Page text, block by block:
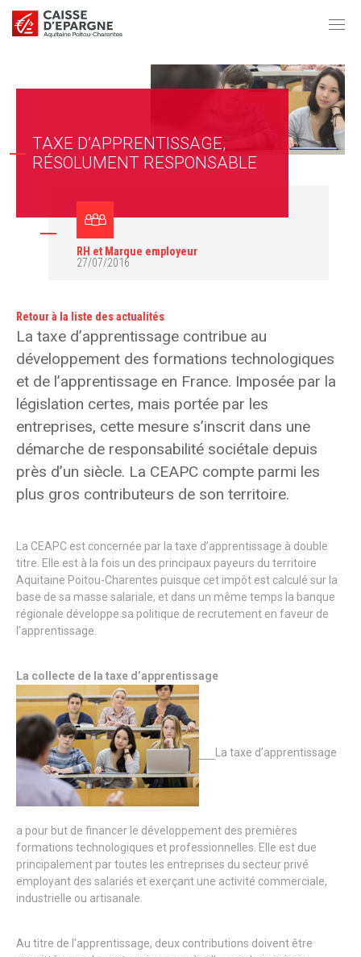
TAXE D’APPRENTISSAGE,
RÉSOLUMENT RESPONSABLE
RH et Marque employeur
27/07/2016
Retour à la liste des actualités
La taxe d’apprentissage contribue au
développement des formations technologiques
et de l’apprentissage en France. Imposée par la
législation certes, mais portée par les
entreprises, cette mesure s’inscrit dans une
démarche de responsabilité sociétale depuis
près d’un siècle. La CEAPC compte parmi les
plus gros contributeurs de son territoire.
La CEAPC est concernée par la taxe d’apprentissage à double
titre. Elle est à la fois un des principaux payeurs du territoire
Aquitaine Poitou-Charentes puisque cet impôt est calculé sur la
base de sa masse salariale, et dans un même temps la banque
régionale développe sa politique de recrutement en faveur de
l’apprentissage.
La collecte de la taxe d’apprentissage
La taxe d’apprentissage
a pour but de financer le développement des premières
formations technologiques et professionnelles. Elle est due
principalement par toutes les entreprises du secteur privé
employant des salariés et exerçant une activité commerciale,
industrielle ou artisanale.
Au titre de l’apprentissage, deux contributions doivent être